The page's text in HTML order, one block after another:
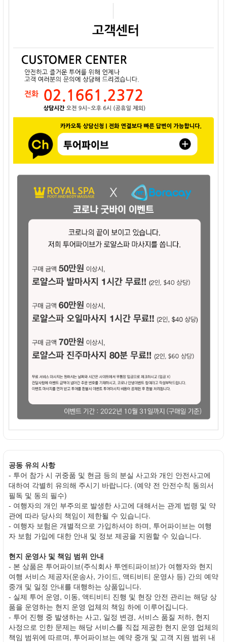
공동 유의 사항
- 투어 참가 시 귀중품 및 현금 등의 분실 사고와 개인 안전사고에
대하여 각별히 유의해 주시기 바랍니다. (예약 전 안전수칙 동의서
필독 및 동의 필수)
- 여행자의 개인 부주의로 발생한 사고에 대해서는 관계 법령 및 약
관에 따라 당사의 책임이 제한될 수 있습니다.
- 여행자 보험은 개별적으로 가입하셔야 하며, 투어파이브는 여행
자 보험 가입에 대한 안내 및 정보 제공을 지원할 수 있습니다.
현지 운영사 및 책임 범위 안내
- 본 상품은 투어파이브(주식회사 투엔티파이브)가 여행자와 현지
여행 서비스 제공자(운송사, 가이드, 액티비티 운영사 등) 간의 예약
중개 및 일정 안내를 대행하는 상품입니다.
- 실제 투어 운영, 이동, 액티비티 진행 및 현장 안전 관리는 해당 상
품을 운영하는 현지 운영 업체의 책임 하에 이루어집니다.
- 투어 진행 중 발생하는 사고, 일정 변경, 서비스 품질 저하, 현지
사정으로 인한 문제는 해당 서비스를 직접 제공한 현지 운영 업체의
책임 범위에 따르며, 투어파이브는 예약 중개 및 고객 지원 범위 내